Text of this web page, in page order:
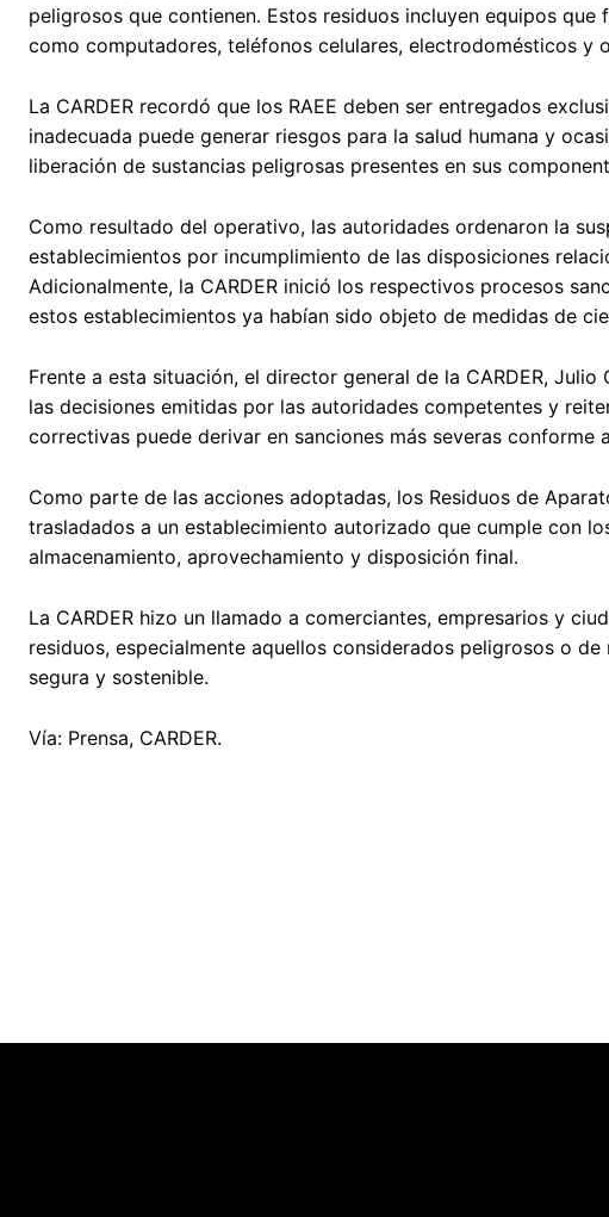
peligrosos que contienen. Estos residuos incluyen equipos
como computadores, teléfonos celulares, electrodomésticos
La CARDER recordó que los RAEE deben ser entregados
inadecuada puede generar riesgos para la salud humana y
liberación de sustancias peligrosas presentes en sus
Como resultado del operativo, las autoridades ordenaron la
establecimientos por incumplimiento de las disposiciones
Adicionalmente, la CARDER inició los respectivos procesos
estos establecimientos ya habían sido objeto de medidas de
Frente a esta situación, el director general de la CARDER,
las decisiones emitidas por las autoridades competentes y
correctivas puede derivar en sanciones más severas conforme
Como parte de las acciones adoptadas, los Residuos de
trasladados a un establecimiento autorizado que cumple con
almacenamiento, aprovechamiento y disposición final.
La CARDER hizo un llamado a comerciantes, empresarios y
residuos, especialmente aquellos considerados peligrosos o
segura y sostenible.
Vía: Prensa, CARDER.